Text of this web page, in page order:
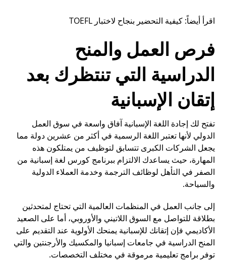
اقرأ أيضاً:كيفية التحضير بنجاح لاختبار TOEFL
فرص العمل والمنح
الدراسية التي تنتظرك بعد
إتقان الإسبانية
تفتح لك إجادة اللغة الإسبانية آفاق واسعة في سوق العمل
الدولي لأنها تعتبر اللغة الرسمية في أكثر من عشرين دولة مما
يجعل الشركات الكبرى تتسابق لتوظيف من يمتلكون هذه
المهارة، حيث يساعدك الالتزام ببرنامج كورس لغة إسبانية من
الصفر في التأهل لوظائف الترجمة وخدمة العملاء الدولية
والسياحة.
إلى جانب العمل في المنظمات العالمية التي تحتاج لمتحدثين
بطلاقة للتواصل مع السوق اللاتيني والأوروبي، أما على الصعيد
الأكاديمي فإن إتقانك للإسبانية يمنحك الأولوية عند التقديم على
المنح الدراسية في جامعات إسبانيا والمكسيك والأرجنتين والتي
توفر برامج تعليمية مرموقة في مختلف التخصصات.